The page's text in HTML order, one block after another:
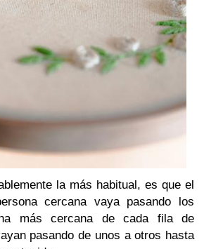
la más habitual, es que el
cercana vaya pasando los
más cercana de cada fila de
pasando de unos a otros hasta